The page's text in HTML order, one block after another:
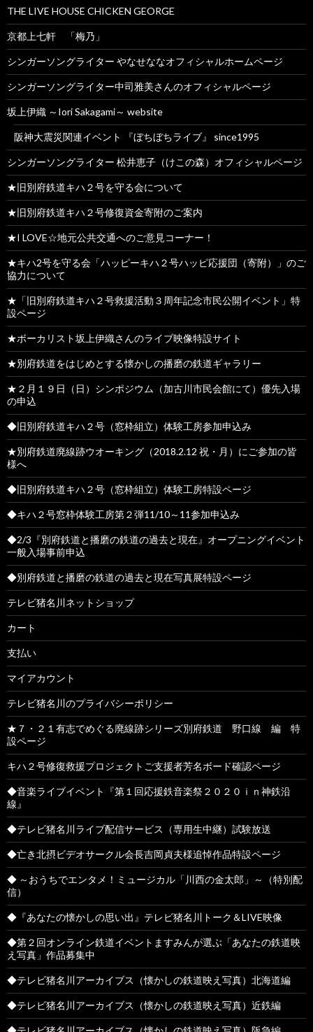
THE LIVE HOUSE CHICKEN GEORGE
京都上七軒 「梅乃」
シンガーソングライター やなせななオフィシャルホームページ
シンガーソングライター中司雅美さんのオフィシャルページ
坂上伊織 ～Iori Sakagami～ website
阪神大震災関連イベント 『ぼちぼちライブ』 since1995
シンガーソングライター 松井恵子（けこの森）オフィシャルページ
★旧別府鉄道キハ２号を守る会について
★旧別府鉄道キハ２号修復資金寄附のご案内
★I LOVE☆地元公共交通へのご意見コーナー！
★キハ2号を守る会「ハッピーキハ２号ハッピ応援団（寄附）」のご
協力について
★「旧別府鉄道キハ２号救援活動３周年記念市民公開イベント」特
設ページ
★ボーカリスト坂上伊織さんのライブ映像特設サイト
★別府鉄道をはじめとする懐かしの播磨の鉄道ギャラリー
★２月１９日（日）シンポジウム（加古川市民会館にて）優先入場
の申込
◆旧別府鉄道キハ２号（窓枠組立）体験工房参加申込み
★別府鉄道廃線跡ウオーキング（2018.2.12 祝・月）にご参加の皆
様へ
◆旧別府鉄道キハ２号（窓枠組立）体験工房特設ページ
◆キハ２号窓枠体験工房第２弾11/10～11参加申込み
◆2/3『別府鉄道と播磨の鉄道の過去と現在』オープニングイベント
一般入場事前申込
◆別府鉄道と播磨の鉄道の過去と現在写真展特設ページ
テレビ猪名川ネットショップ
カート
支払い
マイアカウント
テレビ猪名川のプライバシーポリシー
★７・２１有志でめぐる廃線跡シリーズ別府鉄道 野口線 編 特
設ページ
キハ２号修復救援プロジェクトご支援者芳名ボード確認ページ
◆音楽ライブイベント『第１回応援鉄音楽祭２０２０ｉｎ神鉄沿
線』
◆テレビ猪名川ライブ配信サービス（専用生中継）試験放送
◆亡き北摂ビデオサークル会長吉岡貞夫様追悼作品特設ページ
◆ ～おうちでエンタメ！ミュージカル「川西の金太郎」～（特別配
信）
◆『あなたの懐かしの思い出』テレビ猪名川トーク＆LIVE映像
◆第２回オンライン鉄道イベントますみんが選ぶ「あなたの鉄道映
え写真」作品募集中
◆テレビ猪名川アーカイブス（懐かしの鉄道映え写真）北海道編
◆テレビ猪名川アーカイブス（懐かしの鉄道映え写真）近鉄編